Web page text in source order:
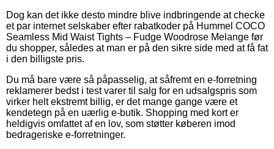
Dog kan det ikke desto mindre blive indbringende at checke
et par internet selskaber efter rabatkoder på Hummel COCO
Seamless Mid Waist Tights – Fudge Woodrose Melange før
du shopper, således at man er på den sikre side med at få fat
i den billigste pris.
Du må bare være så påpasselig, at såfremt en e-forretning
reklamerer bedst i test varer til salg for en udsalgspris som
virker helt ekstremt billig, er det mange gange være et
kendetegn på en uærlig e-butik. Shopping med kort er
heldigvis omfattet af en lov, som støtter køberen imod
bedrageriske e-forretninger.